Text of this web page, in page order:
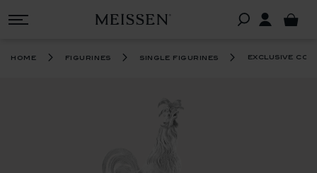
home figurines single figurines exclusive